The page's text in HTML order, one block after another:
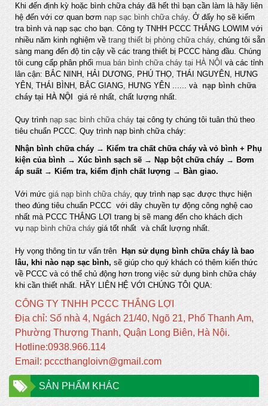
Khi đến định kỳ hoặc bình chữa cháy đã hết thì bạn cần làm là hãy liên
hệ đến với cơ quan bơm nạp sạc bình chữa cháy. Ở đấy họ sẽ kiểm
tra bình và nạp sạc cho bạn. Công ty TNHH PCCC THẮNG LOWIM với
nhiều năm kinh nghiệm về trang thiết bị phòng chữa cháy, chúng tôi sẵn
sàng mang đến độ tin cậy về các trang thiết bị PCCC hàng đầu. Chúng
tôi cung cấp phân phối mua bán bình chữa cháy tại HÀ NỘI và các tỉnh
lân cận: BẮC NINH, HẢI DƯƠNG, PHÚ THỌ, THÁI NGUYÊN, HƯNG
YÊN, THÁI BÌNH, BẮC GIANG, HƯNG YÊN ...... và nạp bình chữa
cháy tại HÀ NỘI
giá rẻ nhất, chất lượng nhất.
Quy trình nạp sạc bình chữa cháy tại công ty chúng tôi tuân thủ theo
tiêu chuẩn PCCC. Quy trình nạp bình chữa cháy:
Nhận bình chữa cháy → Kiểm tra chất chữa cháy và vỏ bình + Phụ
kiện của bình → Xúc bình sạch sẽ → Nạp bột chữa cháy → Bơm
áp suất → Kiểm tra, kiểm định chất lượng → Bàn giao.
Với mức giá nạp bình chữa cháy, quy trình nạp sạc được thực hiện
theo đúng tiêu chuẩn PCCC với dây chuyền tự động công nghệ cao
nhất mà PCCC THẮNG LỢI trang bị sẽ mang đến cho khách dịch
vụ nạp bình chữa cháy giá tốt nhất và chất lượng nhất.
Hy vọng thông tin tư vấn trên
Hạn sử dụng bình chữa cháy là bao
lâu, khi nào nạp sạc bình, sẽ giúp cho quý khách có thêm kiến thức
về PCCC và có thể chủ động hơn trong việc sử dụng bình chữa cháy
khi cần thiết nhất. HÃY LIÊN HỆ VỚI CHÚNG TÔI QUA:
CÔNG TY TNHH PCCC THẮNG LỢI
Địa chỉ: Số nhà 4, Ngách 21/40, Ngõ 21, Phố Thanh Am,
Phường Thượng Thanh, Quận Long Biên, Hà Nội.
Hotline:0938.966.114
Email: pcccthangloivn@gmail.com
SẢN PHẨM KHÁC